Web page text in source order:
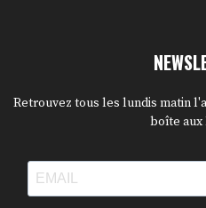
Retrouvez tous les lundis matin
boîte